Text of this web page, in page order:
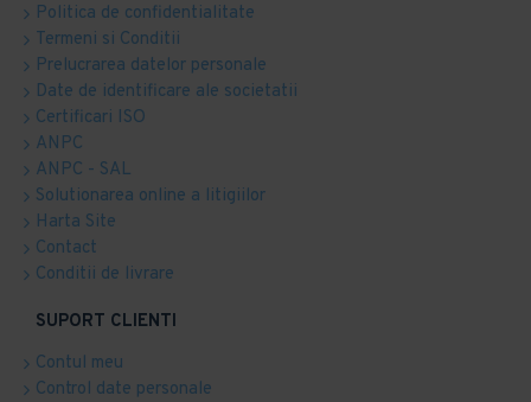
Politica de confidentialitate
Termeni si Conditii
Prelucrarea datelor personale
Date de identificare ale societatii
Certificari ISO
ANPC
ANPC - SAL
Solutionarea online a litigiilor
Harta Site
Contact
Conditii de livrare
SUPORT CLIENTI
Contul meu
Control date personale